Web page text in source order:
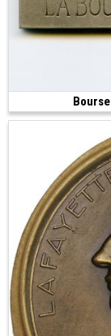
(1926 • Paris •